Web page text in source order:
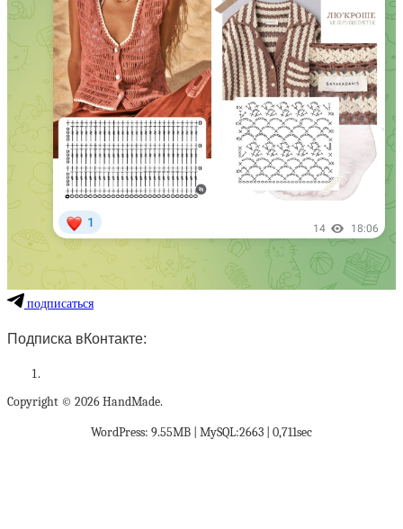
подписаться
Подписка вКонтакте:
Copyright © 2026 HandMade.
WordPress: 9.55MB | MySQL:2663 | 0,711sec